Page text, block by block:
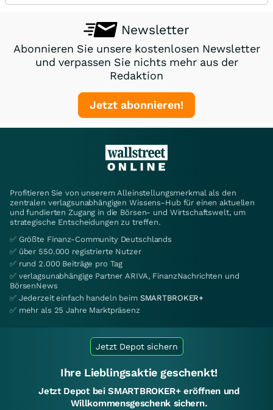
Newsletter
Abonnieren Sie unsere kostenlosen Newsletter
und verpassen Sie nichts mehr aus der
Redaktion
Jetzt abonnieren!
Profitieren Sie von unserem Alleinstellungsmerkmal als den
zentralen verlagsunabhängigen Wissens-Hub für einen aktuellen
und fundierten Zugang in die Börsen- und Wirtschaftswelt, um
strategische Entscheidungen zu treffen.
✅ Größte Finanz-Community Deutschlands
✅ über 550.000 registrierte Nutzer
✅ rund 2.000 Beiträge pro Tag
✅ verlagsunabhängige Partner ARIVA, FinanzNachrichten und
BörsenNews
✅ Jederzeit einfach handeln beim SMARTBROKER+
✅ mehr als 25 Jahre Marktpräsenz
Jetzt Depot sichern
Ihre Lieblingsaktie geschenkt!
Jetzt Depot bei SMARTBROKER+ eröffnen und
Willkommensgeschenk sichern.